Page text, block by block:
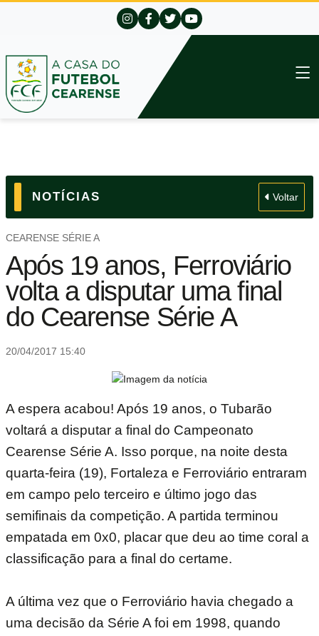
NOTÍCIAS Voltar
CEARENSE SÉRIE A
Após 19 anos, Ferroviário
volta a disputar uma final
do Cearense Série A
20/04/2017 15:40
A espera acabou! Após 19 anos, o Tubarão
voltará a disputar a final do Campeonato
Cearense Série A. Isso porque, na noite desta
quarta-feira (19), Fortaleza e Ferroviário entraram
em campo pelo terceiro e último jogo das
semifinais da competição. A partida terminou
empatada em 0x0, placar que deu ao time coral a
classificação para a final do certame.
A última vez que o Ferroviário havia chegado a
uma decisão da Série A foi em 1998, quando